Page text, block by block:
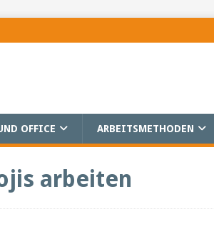
OFFICE ARBEITSMETHODEN
arbeiten